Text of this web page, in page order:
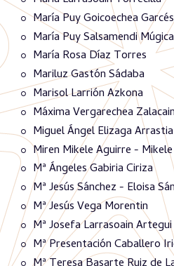
María Puy Goicoechea Garcés
María Puy Salsamendi Múgica
María Rosa Díaz Torres
Mariluz Gastón Sádaba
Marisol Larrión Azkona
Máxima Vergarechea Zalacain
Miguel Ángel Elizaga Arrastia
Miren Mikele Aguirre -
Mª Ángeles Gabiria Ciriza
Mª Jesús Sánchez - Eloisa
Mª Jesús Vega Morentin
Mª Josefa Larrasoain Artegui
Mª Presentación Caballero